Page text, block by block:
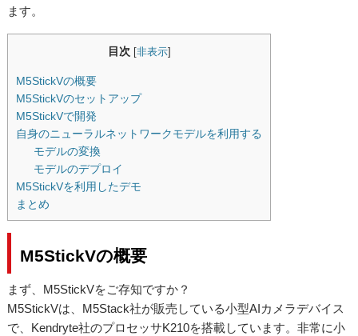
ます。
目次 [非表示]
M5StickVの概要
M5StickVのセットアップ
M5StickVで開発
自身のニューラルネットワークモデルを利用する
モデルの変換
モデルのデプロイ
M5StickVを利用したデモ
まとめ
M5StickVの概要
まず、M5StickVをご存知ですか？
M5StickVは、M5Stack社が販売している小型AIカメラデバイス
で、Kendryte社のプロセッサK210を搭載しています。非常に小